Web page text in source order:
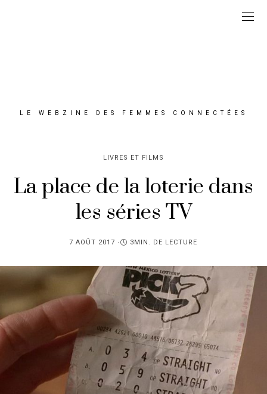
LE WEBZINE DES FEMMES CONNECTÉES
LIVRES ET FILMS
La place de la loterie dans
les séries TV
PUBLIÉ
7 AOÛT 2017 3MIN. DE LECTURE